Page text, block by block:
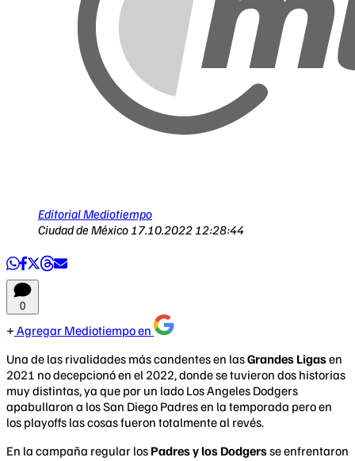
Editorial Mediotiempo
Ciudad de México 17.10.2022 12:28:44
0
Agregar Mediotiempo en
Una de las rivalidades más candentes en lasGrandes Ligasen
2021 no decepcionó en el 2022, donde se tuvieron dos historias
muy distintas, ya que por un lado Los Angeles Dodgers
apabullaron a los San Diego Padres en la temporada pero en
los playoffs las cosas fueron totalmente al revés.
En la campaña regular los Padres y los Dodgersse enfrentaron